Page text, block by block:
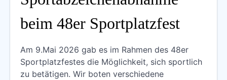
beim 48er Sportplatzfest
Am 9.Mai 2026 gab es im Rahmen des 48er
Sportplatzfestes die Möglichkeit, sich sportlich
zu betätigen. Wir boten verschiedene